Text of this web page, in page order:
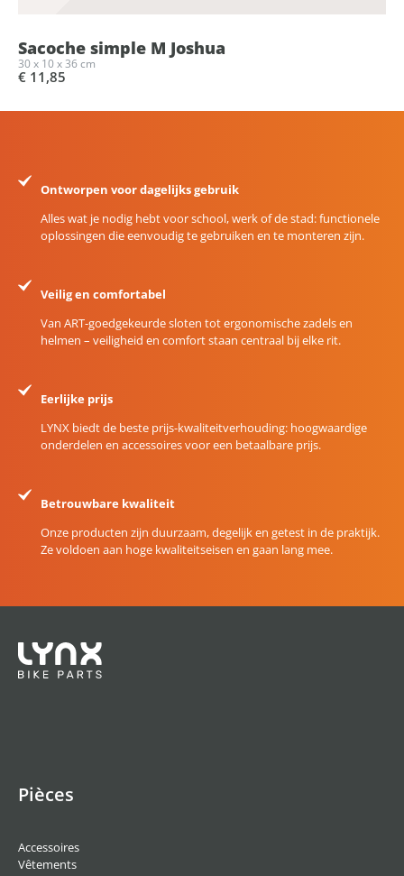
Sacoche simple M Joshua
30 x 10 x 36 cm
€ 11,85
Ontworpen voor dagelijks gebruik
Alles wat je nodig hebt voor school, werk of de stad: functionele
oplossingen die eenvoudig te gebruiken en te monteren zijn.
Veilig en comfortabel
Van ART-goedgekeurde sloten tot ergonomische zadels en
helmen – veiligheid en comfort staan centraal bij elke rit.
Eerlijke prijs
LYNX biedt de beste prijs-kwaliteitverhouding: hoogwaardige
onderdelen en accessoires voor een betaalbare prijs.
Betrouwbare kwaliteit
Onze producten zijn duurzaam, degelijk en getest in de praktijk.
Ze voldoen aan hoge kwaliteitseisen en gaan lang mee.
Pièces
Accessoires
Vêtements